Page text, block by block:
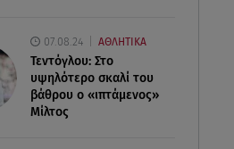
07.08.24 ΑΘΛΗΤΙΚΑ
Τεντόγλου: Στο
υψηλότερο σκαλί του
βάθρου ο «ιπτάμενος»
Μίλτος